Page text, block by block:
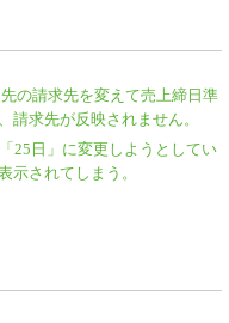
の請求先を変えて売上締日準
請求先が反映されません。
25日」に変更しようとしてい
示されてしまう。